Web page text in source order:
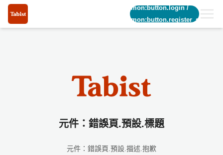
common:button.login/
common:button.register_short
元件：錯誤頁.預設.標題
元件：錯誤頁.預設.描述.抱歉